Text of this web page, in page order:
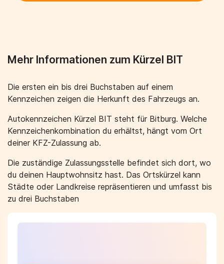
Mehr Informationen zum Kürzel BIT
Die ersten ein bis drei Buchstaben auf einem
Kennzeichen zeigen die Herkunft des Fahrzeugs an.
Autokennzeichen Kürzel BIT steht für Bitburg. Welche
Kennzeichenkombination du erhältst, hängt vom Ort
deiner KFZ-Zulassung ab.
Die zuständige Zulassungsstelle befindet sich dort, wo
du deinen Hauptwohnsitz hast. Das Ortskürzel kann
Städte oder Landkreise repräsentieren und umfasst bis
zu drei Buchstaben